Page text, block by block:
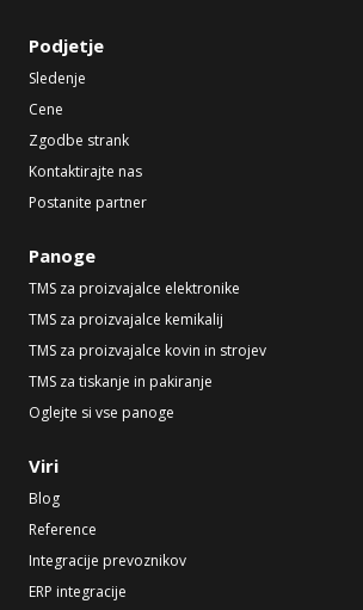
Podjetje
Sledenje
Cene
Zgodbe strank
Kontaktirajte nas
Postanite partner
Panoge
TMS za proizvajalce elektronike
TMS za proizvajalce kemikalij
TMS za proizvajalce kovin in strojev
TMS za tiskanje in pakiranje
Oglejte si vse panoge
Viri
Blog
Reference
Integracije prevoznikov
ERP integracije